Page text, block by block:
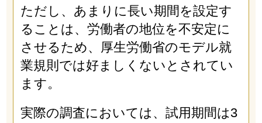
ただし、あまりに長い期間を設定す
ることは、労働者の地位を不安定に
させるため、厚生労働省のモデル就
業規則では好ましくないとされてい
ます。
実際の調査においては、試用期間は3